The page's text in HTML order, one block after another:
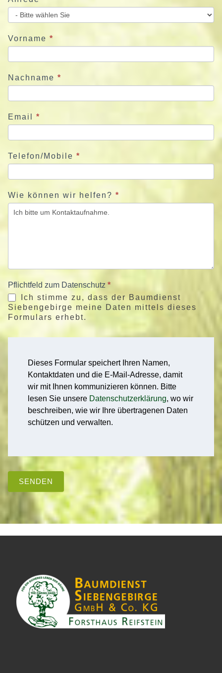
e
u
n
s
e
t
Vorname *
Nachname *
Email *
Telefon/Mobile *
Wie können wir helfen? *
Pflichtfeld zum Datenschutz *
Ich stimme zu, dass der Baumdienst
Siebengebirge meine Daten mittels dieses
Formulars erhebt.
Dieses Formular speichert Ihren Namen,
Kontaktdaten und die E-Mail-Adresse, damit
wir mit Ihnen kommunizieren können. Bitte
lesen Sie unsere Datenschutzerklärung, wo wir
beschreiben, wie wir Ihre übertragenen Daten
schützen und verwalten.
SENDEN